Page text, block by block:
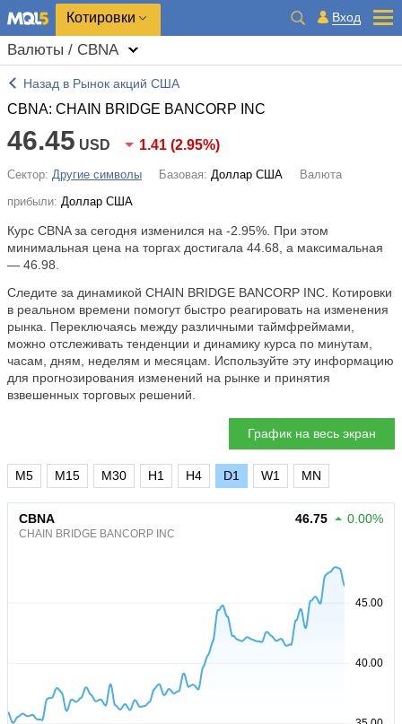
Котировки Вход
Валюты / CBNA
Назад в Рынок акций США
CBNA: CHAIN BRIDGE BANCORP INC
46.45 USD 1.41 (2.95%)
Сектор: Другие символы Базовая: Доллар США
Валюта
прибыли: Доллар США
Курс CBNA за сегодня изменился на -2.95% . При этом
минимальная цена на торгах достигала 44.68, а максимальная
— 46.98.
Следите за динамикой CHAIN BRIDGE BANCORP INC. Котировки
в реальном времени помогут быстро реагировать на изменения
рынка. Переключаясь между различными таймфреймами,
можно отслеживать тенденции и динамику курса по минутам,
часам, дням, неделям и месяцам. Используйте эту информацию
для прогнозирования изменений на рынке и принятия
взвешенных торговых решений.
График на весь экран
M5 M15 M30 H1 H4 D1 W1 MN
CBNA
CHAIN BRIDGE BANCORP INC
46.75 0.00%